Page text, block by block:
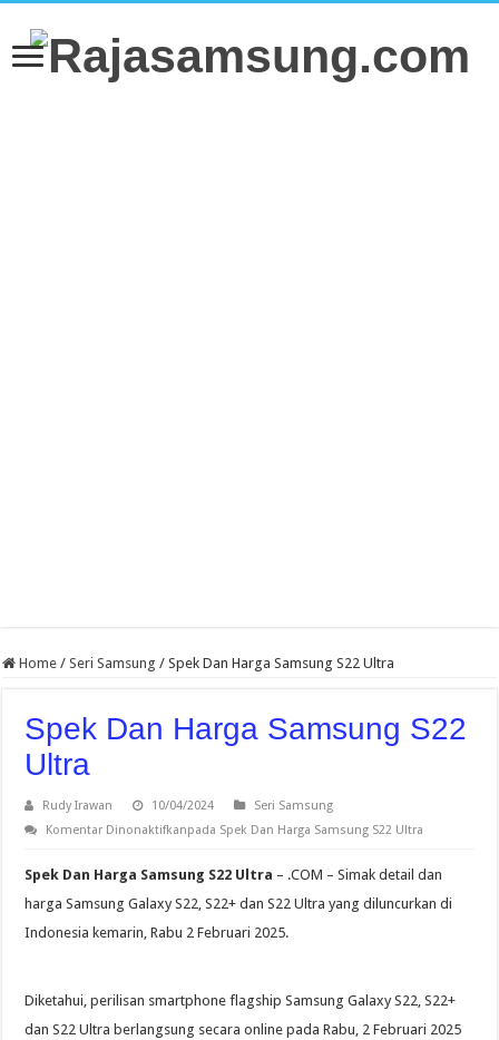
Home / Seri Samsung / Spek Dan Harga Samsung S22 Ultra
Spek Dan Harga Samsung S22
Ultra
Rudy Irawan 10/04/2024
Seri Samsung
Komentar Dinonaktifkanpada Spek Dan Harga Samsung S22 Ultra
Spek Dan Harga Samsung S22 Ultra – .COM – Simak detail dan
harga Samsung Galaxy S22, S22+ dan S22 Ultra yang diluncurkan di
Indonesia kemarin, Rabu 2 Februari 2025.
Diketahui, perilisan smartphone flagship Samsung Galaxy S22, S22+
dan S22 Ultra berlangsung secara online pada Rabu, 2 Februari 2025